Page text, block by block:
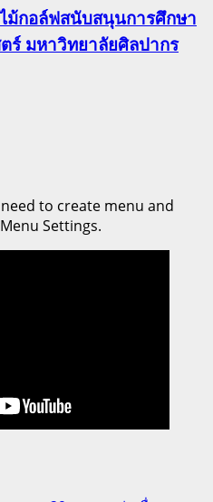
กอล์ฟสนับสนุนการศึกษา
มหาวิทยาลัยศิลปากร
to create menu and
Settings.